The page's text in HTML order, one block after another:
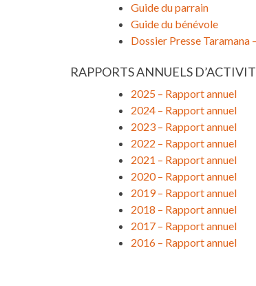
Guide du parrain
Guide du bénévole
Dossier Presse Taramana
RAPPORTS ANNUELS
2025 – Rapport annuel
2024 – Rapport annuel
2023 – Rapport annuel
2022 – Rapport annuel
2021 – Rapport annuel
2020 – Rapport annuel
2019 – Rapport annuel
2018 – Rapport annuel
2017 – Rapport annuel
2016 – Rapport annuel